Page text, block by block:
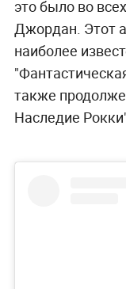
это было во
Джордан. Этот
наиболее
также
Наследие